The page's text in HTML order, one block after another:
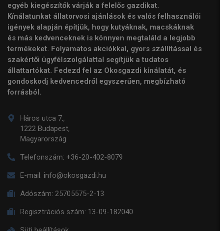
egyéb kiegészítők várják a felelős gazdikat.
Kínálatunkat állatorvosi ajánlások és valós felhasználói
igények alapján építjük, hogy kutyáknak, macskáknak
és más kedvenceknek is könnyen megtaláld a legjobb
termékeket. Folyamatos akciókkal, gyors szállítással és
szakértői ügyfélszolgálattal segítjük a tudatos
állattartókat. Fedezd fel az Okosgazdi kínálatát, és
gondoskodj kedvencedről egyszerűen, megbízható
forrásból.
Háros utca 7.,
1222 Budapest,
Magyarország
Telefonszám: +36-20-402-8079
E-mail: info@okosgazdi.hu
Adószám: 25705575-2-13
Regisztrációs szám: 13-09-182040